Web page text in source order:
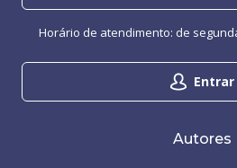
Entrar
Horário de atendimento: de
Autores